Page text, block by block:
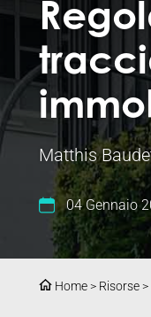
Matthis
04 Gennaio
Home> Risorse>